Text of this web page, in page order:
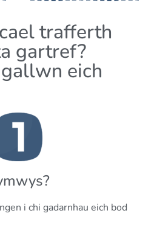
trafferth
gartref?
eich
i chi gadarnhau eich bod